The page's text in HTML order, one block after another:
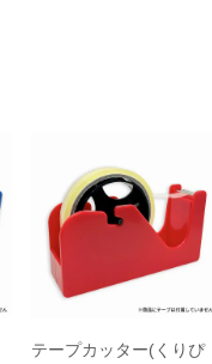
テープカッター(くりぴ